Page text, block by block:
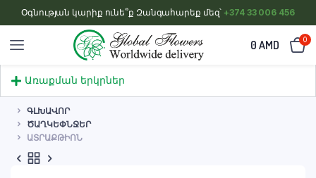
Օգնության կարիք ունե՞ք Զանգահարեք մեզ՝ +374 33 006 456
0 AMD 0
Առաքման երկրներ
ԳԼԽԱՎՈՐ
ԾԱՂԿԵՓՆՋԵՐ
ԱՏՐԱՔԹԻՈՆ